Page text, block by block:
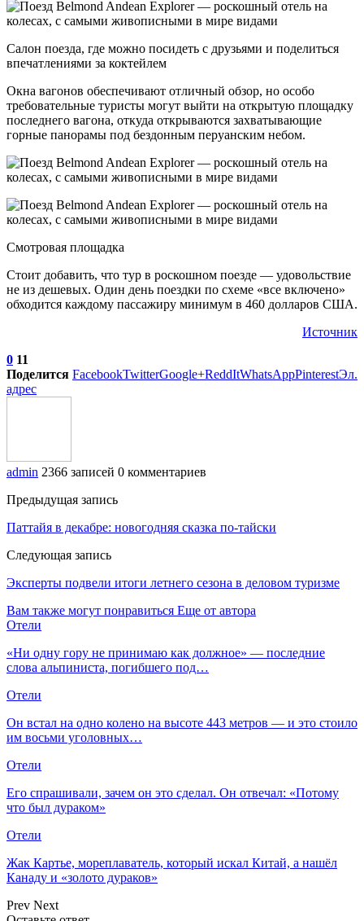
Салон поезда, где можно посидеть с друзьями и поделиться
впечатлениями за коктейлем
Окна вагонов обеспечивают отличный обзор, но особо
требовательные туристы могут выйти на открытую площадку
последнего вагона, откуда открываются захватывающие
горные панорамы под бездонным перуанским небом.
Смотровая площадка
Стоит добавить, что тур в роскошном поезде — удовольствие
не из дешевых. Один день поездки по схеме «все включено»
обходится каждому пассажиру минимум в 460 долларов США.
Источник
0 11
Поделится FacebookTwitterGoogle+ReddItWhatsAppPinterestЭл.
адрес
admin 2366 записей 0 комментариев
Предыдущая запись
Паттайя в декабре: новогодняя сказка по-тайски
Следующая запись
Эксперты подвели итоги летнего сезона в деловом туризме
Вам также могут понравиться Еще от автора
Отели
«Ни одну гору не принимаю как должное» — последние
слова альпиниста, погибшего под…
Отели
Он встал на одно колено на высоте 443 метров — и это стоило
им восьми уголовных…
Отели
Его спрашивали, зачем он это сделал. Он отвечал: «Потому
что был дураком»
Отели
Жак Картье, мореплаватель, который искал Китай, а нашёл
Канаду и «золото дураков»
Prev Next